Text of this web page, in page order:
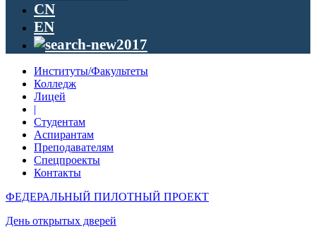
CN
EN
Институты/Факультеты
Колледж
Лицей
|
Студентам
Аспирантам
Преподавателям
Спецпроекты
Контакты
ФЕДЕРАЛЬНЫЙ ПИЛОТНЫЙ ПРОЕКТ
День открытых дверей